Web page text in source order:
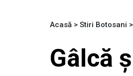
Acasă > Stiri Botosani >
Gâlcă